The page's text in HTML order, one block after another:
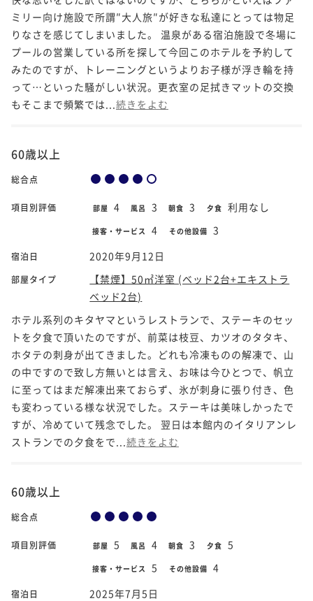
ミリー向け施設で所謂″大人旅″が好きな私達にとっては物足
りなさを感じてしまいました。 温泉がある宿泊施設で冬場に
プールの営業している所を探して今回このホテルを予約して
みたのですが、トレーニングというよりお子様が浮き輪を持
って…といった騒がしい状況。更衣室の足拭きマットの交換
もそこまで頻繁では... 続きをよむ
60歳以上
総合点
項目別評価 部屋 4 風呂 3 朝食 3 夕食 利用なし
接客・サービス 4 その他設備 3
宿泊日 2020年9月12日
部屋タイプ
【禁煙】50㎡洋室 (ベッド2台+エキストラ
ベッド2台)
ホテル系列のキタヤマというレストランで、ステーキのセッ
トを夕食で頂いたのですが、前菜は枝豆、カツオのタタキ、
ホタテの刺身が出てきました。どれも冷凍ものの解凍で、山
の中ですので致し方無いとは言え、お味は今ひとつで、帆立
に至ってはまだ解凍出来ておらず、氷が刺身に張り付き、色
も変わっている様な状況でした。ステーキは美味しかったで
すが、冷めていて残念でした。 翌日は本館内のイタリアンレ
ストランでの夕食をで... 続きをよむ
60歳以上
総合点
項目別評価 部屋 5 風呂 4 朝食 3 夕食 5
接客・サービス 5 その他設備 4
宿泊日 2025年7月5日